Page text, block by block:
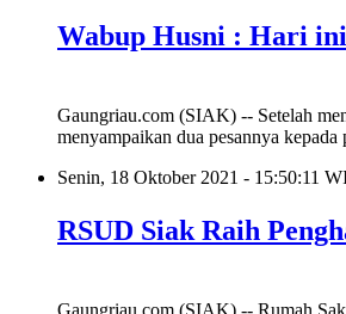
Wabup Husni : Hari
Gaungriau.com (SIAK) -- Setelah
menyampaikan dua pesannya
Senin, 18 Oktober 2021 - 15:50:11
RSUD Siak Raih
Gaungriau.com (SIAK) -- Rumah